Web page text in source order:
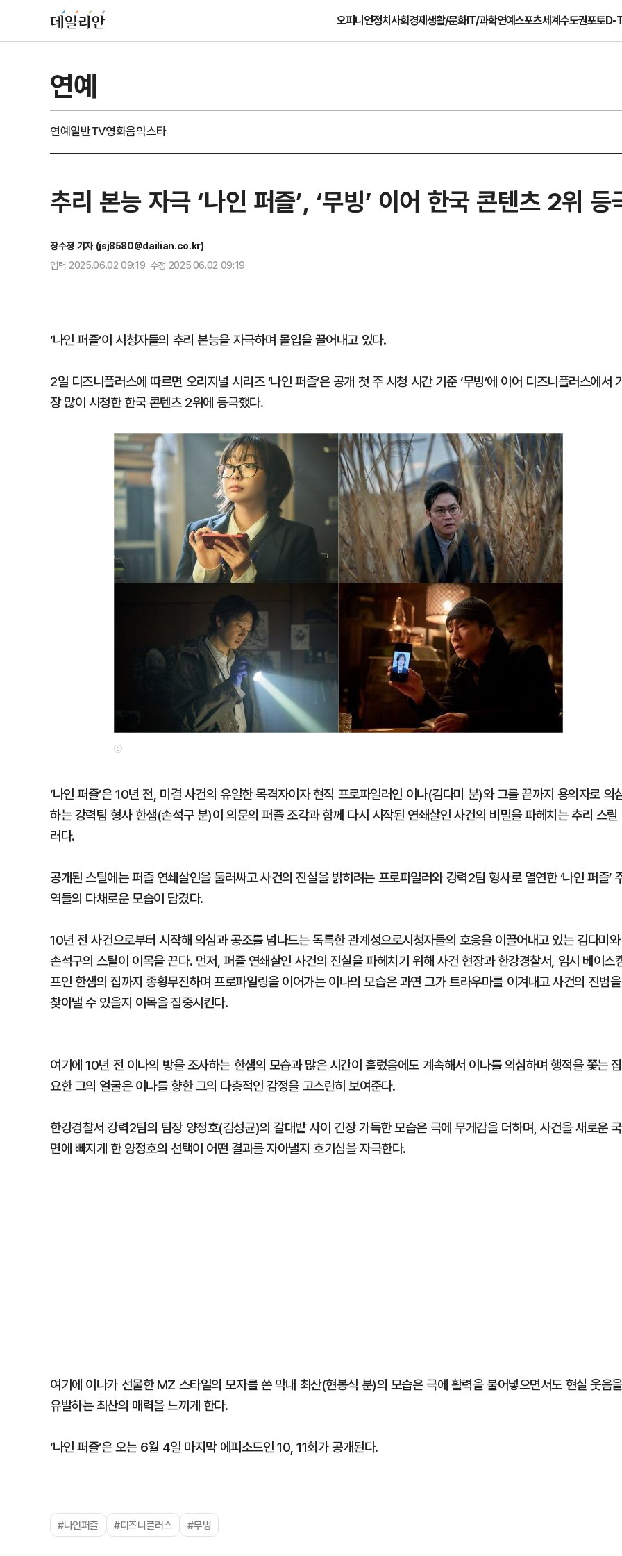
오피니언정치사회경제생활/문화IT/과학연예스포츠세계수도권포토D-
연예
연예일반TV영화음악스타
추리 본능 자극 ‘나인 퍼즐’, ‘무빙’ 이어 한국 콘텐츠 2위 등
장수정 기자 (jsj8580@dailian.co.kr)
입력 2025.06.02 09:19 수정 2025.06.02 09:19
‘나인 퍼즐’이 시청자들의 추리 본능을 자극하며 몰입을 끌어내고 있다.
2일 디즈니플러스에 따르면 오리지널 시리즈 ‘나인 퍼즐’은 공개 첫 주 시청 시간 기준 ‘무빙’에 이어 디즈니플러스에서
장 많이 시청한 한국 콘텐츠 2위에 등극했다.
ⓒ
‘나인 퍼즐’은 10년 전, 미결 사건의 유일한 목격자이자 현직 프로파일러인 이나(김다미 분)와 그를 끝까지 용의자로 의
하는 강력팀 형사 한샘(손석구 분)이 의문의 퍼즐 조각과 함께 다시 시작된 연쇄살인 사건의 비밀을 파헤치는 추리 스릴
러다.
공개된 스틸에는 퍼즐 연쇄살인을 둘러싸고 사건의 진실을 밝히려는 프로파일러와 강력2팀 형사로 열연한 ​‘나인 퍼즐’
역들의 다채로운 모습이 담겼다.
10년 전 사건으로부터 시작해 의심과 공조를 넘나드는 독특한 관계성으로시청자들의 호응을 이끌어내고 있는 김다미와
손석구의 스틸이 이목을 끈다. 먼저, 퍼즐 연쇄살인 사건의 진실을 파헤치기 위해 사건 현장과 한강경찰서, 임시 베이스
프인 한샘의 집까지 종횡무진하며 프로파일링을 이어가는 이나의 모습은 과연 그가 트라우마를 이겨내고 사건의 진범을
찾아낼 수 있을지 이목을 집중시킨다.
여기에 10년 전 이나의 방을 조사하는 한샘의 모습과 많은 시간이 흘렀음에도 계속해서 이나를 의심하며 행적을 쫓는 집
요한 그의 얼굴은 이나를 향한 그의 다층적인 감정을 고스란히 보여준다.
한강경찰서 강력2팀의 팀장 양정호(김성균)의 갈대밭 사이 긴장 가득한 모습은 극에 무게감을 더하며, 사건을 새로운 국
면에 빠지게 한 양정호의 선택이 어떤 결과를 자아낼지 호기심을 자극한다.
여기에 이나가 선물한 MZ 스타일의 모자를 쓴 막내 최산(현봉식 분)의 모습은 극에 활력을 불어넣으면서도 현실 웃음
유발하는 최산의 매력을 느끼게 한다.
‘나인 퍼즐’은 오는 6월 4일 마지막 에피소드인 10, 11회가 공개된다.
#나인퍼즐 #디즈니플러스 #무빙
개
2
"출근길에 우연히 복권 샀는
원 당첨자 사연은?
3
경찰, 드라마 '김부장' 제작사
자본시장법 위반 의혹
4
김민석, 제주·인천서 정청래
누적 결과도 金 선두
5
황희, '폐버스 청년주택' 게시
논란 계속…여당서도 '내로남